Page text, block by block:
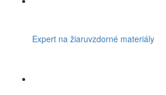
Expert na žiaruvzdorné materiály